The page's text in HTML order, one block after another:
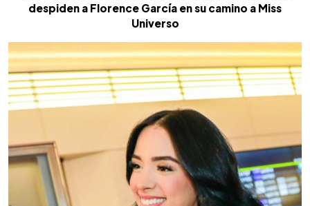
despiden a Florence García en su camino a Miss
Universo